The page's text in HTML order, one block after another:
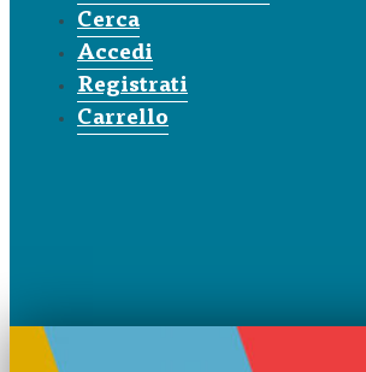
Cerca
Accedi
Registrati
Carrello